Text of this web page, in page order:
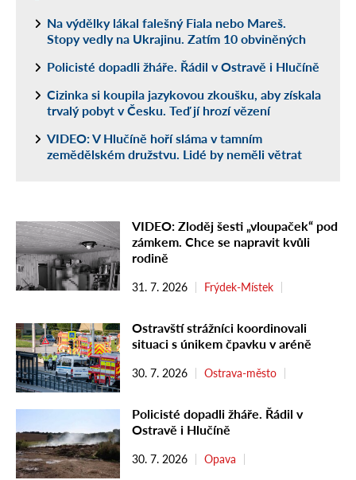
Na výdělky lákal falešný Fiala nebo Mareš.
Stopy vedly na Ukrajinu. Zatím 10 obviněných
Policisté dopadli žháře. Řádil v Ostravě i Hlučíně
Cizinka si koupila jazykovou zkoušku, aby získala
trvalý pobyt v Česku. Teď jí hrozí vězení
VIDEO: V Hlučíně hoří sláma v tamním
zemědělském družstvu. Lidé by neměli větrat
VIDEO: Zloděj šesti „vloupaček“ pod
zámkem. Chce se napravit kvůli
rodině
31. 7. 2026 Frýdek-Místek
Ostravští strážníci koordinovali
situaci s únikem čpavku v aréně
30. 7. 2026 Ostrava-město
Policisté dopadli žháře. Řádil v
Ostravě i Hlučíně
30. 7. 2026 Opava